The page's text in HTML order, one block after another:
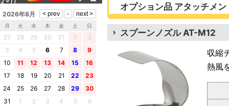
オプション品 アタッチメ
スプーンノズル AT-M12
収縮
熱風
2026年8月
月 火 水 木 金 土 日
27 28 29 30 31 1
2
3
4 5 6 7 8
9
10
11 12 13 14 15
16
17
18 19 20 21 22
23
24
25 26 27 28 29
30
31
1 2 3 4 5 6